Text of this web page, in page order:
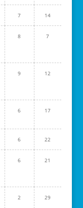
7 14
8 7
9 12
6 17
6 22
6 21
2 29